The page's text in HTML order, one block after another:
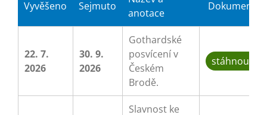
Vyvěšeno Sejmuto
anotace
Dokument
22. 7.
2026
30. 9.
2026
Gothardské
posvícení v
Českém
Brodě.
stáhnout
Slavnost ke